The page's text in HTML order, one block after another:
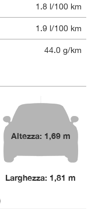
1.8 l/100 km
1.9 l/100 km
44.0 g/km
Altezza: 1,69 m
Larghezza: 1,81 m